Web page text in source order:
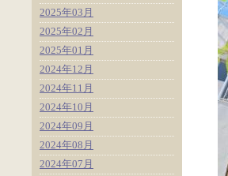
2025年03月
2025年02月
2025年01月
2024年12月
2024年11月
2024年10月
2024年09月
2024年08月
2024年07月